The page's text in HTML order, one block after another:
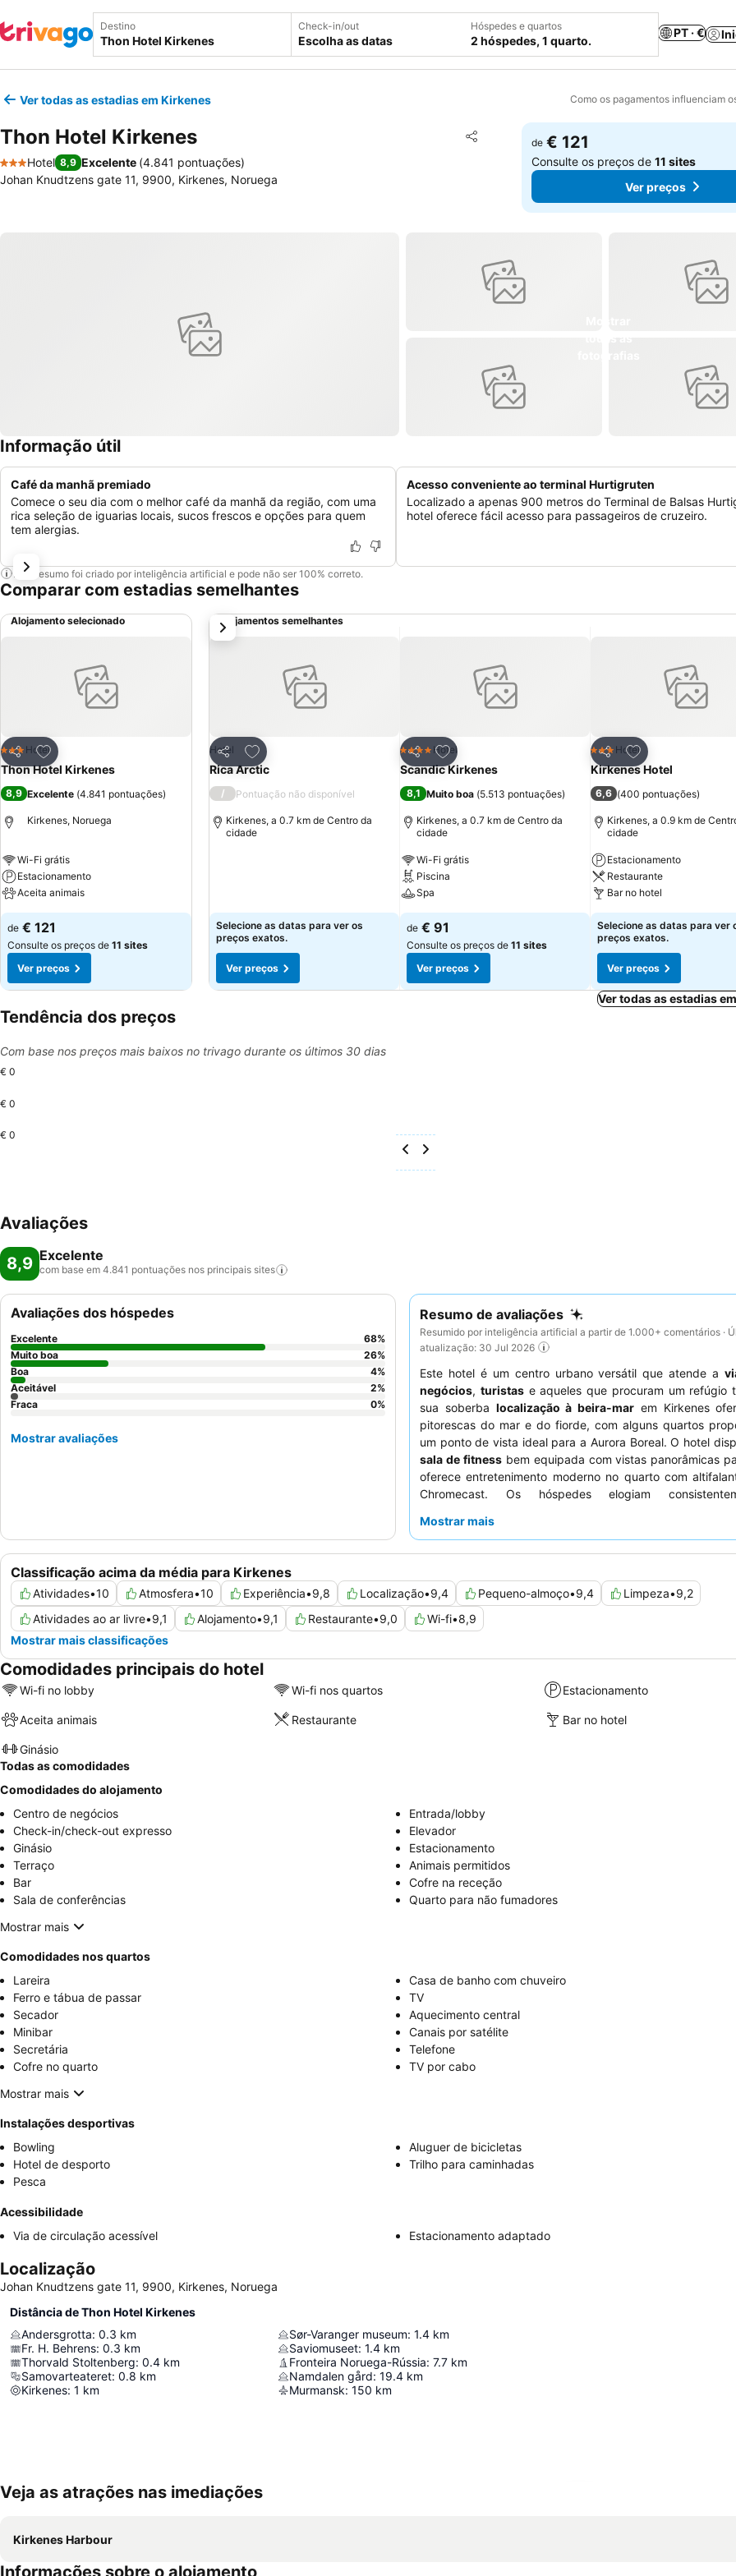
Destino Check-in/out
Escolha as datas
Hóspedes e quartos
2 hóspedes, 1 quarto.
PT · €
Ver todas as estadias em Kirkenes Como os pagamentos influenciam
Thon Hotel Kirkenes Partilhar
Adicionar aos favoritos
3 Estrelas
Hotel 8,9 Excelente (4.841 pontuações)
Johan Knudtzens gate 11, 9900, Kirkenes, Noruega
de € 121
Consulte os preços de11 sites
Ver preços
Informação útil
Café da manhã premiado
Comece o seu dia com o melhor café da manhã da região, com uma
rica seleção de iguarias locais, sucos frescos e opções para quem
tem alergias.
Acesso conveniente ao terminal Hurtigruten
Localizado a apenas 900 metros do Terminal de Balsas
hotel oferece fácil acesso para passageiros de cruzeiro.
Este resumo foi criado por inteligência artificial e pode não ser 100% correto.
Comparar com estadias semelhantes
Alojamento selecionado
Partilhar
Adicionar aos favoritos
3 Estrelas
Hotel
Thon Hotel Kirkenes
8,9 Excelente (4.841 pontuações)
Kirkenes, Noruega
Wi-Fi grátis
Estacionamento
Aceita animais
de € 121
Consulte os preços de 11 sites
Ver preços
Alojamentos semelhantes
Partilhar
Adicionar aos favoritos
Hotel
Rica Arctic
/ Pontuação não disponível
Kirkenes, a 0.7 km de Centro da
cidade
Selecione as datas para ver os
preços exatos.
Ver preços
Partilhar
Adicionar aos favoritos
4 EstrelasHotel
Scandic Kirkenes
8,1 Muito boa (5.513 pontuações)
Kirkenes, a 0.7 km de Centro da
cidade
Wi-Fi grátis
Piscina
Spa
de € 91
Consulte os preços de 11 sites
Ver preços
Partilhar
Adicionar aos
3 Estrelas
Hotel
Kirkenes Hotel
6,6 (400 pontuações)
Kirkenes, a 0.9 km de
cidade
Estacionamento
Restaurante
Bar no hotel
Selecione as datas para ver
preços exatos.
Ver preços
próximo
Ver todas as estadias
Tendência dos preços
Com base nos preços mais baixos no trivago durante os últimos 30 dias
€ 0
€ 0
€ 0
Avaliações
8,9 Excelente
com base em 4.841 pontuações nos principais sites
Resumo de avaliações
Resumido por inteligência artificial a partir de 1.000+ comentários ·
atualização: 30 Jul 2026
Este hotel é um centro urbano versátil que atende a
negócios, turistase aqueles que procuram um refúgio
sua soberba localização à beira-mar em Kirkenes
pitorescas do mar e do fiorde, com alguns quartos
um ponto de vista ideal para a Aurora Boreal. O hotel
sala de fitnessbem equipada com vistas panorâmicas
oferece entretenimento moderno no quarto com
Chromecast. Os hóspedes elogiam
e qualidade excecionais do
superior para umavista para o mar.
Mostrar mais
Classificação acima da média para Kirkenes
Atividades•10 Atmosfera•10 Experiência•9,8 Localização•9,4 Pequeno-almoço•9,4 Limpeza•9,2
Atividades ao ar livre•9,1 Alojamento•9,1 Restaurante•9,0 Wi-fi•8,9
Mostrar mais classificações
Avaliações dos hóspedes
Excelente 68%
Muito boa
26%
Boa
4%
Aceitável
2%
Fraca
0%
Mostrar avaliações
Comodidades principais do hotel
Wi-fi no lobby Wi-fi nos quartos Estacionamento
Aceita animais Restaurante Bar no hotel
Ginásio
Todas as comodidades
Comodidades do alojamento
Centro de negócios
Entrada/lobby
Check-in/check-out expresso
Elevador
Ginásio
Estacionamento
Terraço
Animais permitidos
Bar
Cofre na receção
Sala de conferências
Quarto para não fumadores
Mostrar mais
Comodidades nos quartos
Lareira
Casa de banho com chuveiro
Ferro e tábua de passar
TV
Secador
Aquecimento central
Minibar
Canais por satélite
Secretária
Telefone
Cofre no quarto
TV por cabo
Mostrar mais
Instalações desportivas
Bowling
Aluguer de bicicletas
Hotel de desporto
Trilho para caminhadas
Pesca
Acessibilidade
Via de circulação acessível
Estacionamento adaptado
Localização
Johan Knudtzens gate 11, 9900, Kirkenes, Noruega
Distância de Thon Hotel Kirkenes
Andersgrotta: 0.3 km
Fr. H. Behrens: 0.3 km
Thorvald Stoltenberg: 0.4 km
Samovarteateret: 0.8 km
Kirkenes: 1 km
Sør-Varanger museum: 1.4 km
Saviomuseet: 1.4 km
Fronteira Noruega-Rússia: 7.7 km
Namdalen gård: 19.4 km
Murmansk: 150 km
Veja as atrações nas imediações
Kirkenes Harbour